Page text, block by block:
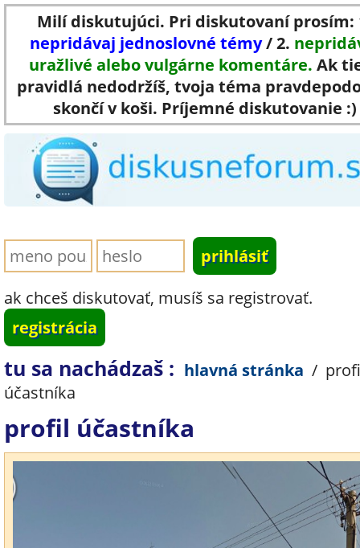
Milí diskutujúci. Pri diskutovaní prosím:
nepridávaj jednoslovné témy/ 2.
uražlivé alebo vulgárne komentáre. Ak
pravidlá nedodržíš, tvoja téma
skončí v koši. Príjemné diskutovanie :)
ak chceš diskutovať, musíš sa registrovať.
registrácia
tu sa nachádzaš : hlavná stránka /
účastníka
profil účastníka